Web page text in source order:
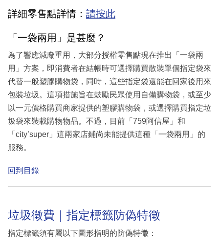
詳細零售點詳情： 請按此
「一袋兩用」是甚麼？
為了響應減廢重用，大部分授權零售點現在推出「一袋兩
用」方案，即消費者在結帳時可選擇購買散裝單個指定袋來
代替一般塑膠購物袋，同時，這些指定袋還能在回家後用來
包裝垃圾。這項措施旨在鼓勵民眾使用自備購物袋，或至少
以一元價格購買商家提供的塑膠購物袋，或選擇購買指定垃
圾袋來裝載購物物品。不過，目前「759阿信屋」和
「city’super」這兩家店鋪尚未能提供這種「一袋兩用」的
服務。
回到目錄
垃圾徵費｜指定標籤防偽特徵
指定標籤須有屬以下圖形指明的防偽特徵：